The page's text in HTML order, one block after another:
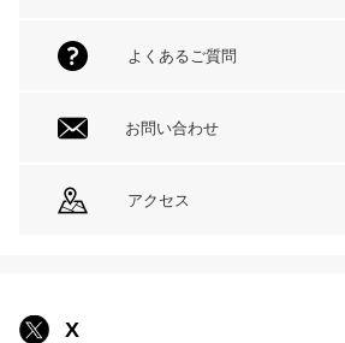
よくあるご質問
お問い合わせ
アクセス
X